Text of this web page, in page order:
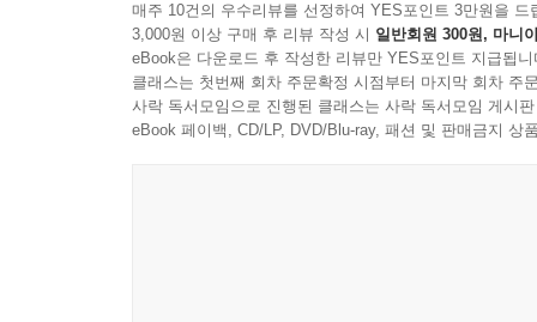
매주 10건의 우수리뷰를 선정하여 YES포인트 3만원을 드
3,000원 이상 구매 후 리뷰 작성 시 일반회원 300원, 마니
eBook은 다운로드 후 작성한 리뷰만 YES포인트 지급됩니
클래스는 첫번째 회차 주문확정 시점부터 마지막 회차 주
사락 독서모임으로 진행된 클래스는 사락 독서모임 게시
eBook 페이백, CD/LP, DVD/Blu-ray, 패션 및 판매금지 상